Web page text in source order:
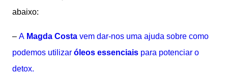
abaixo:
– A Magda Costa vem dar-nos uma ajuda sobre como
podemos utilizar óleos essenciais para potenciar o
detox.